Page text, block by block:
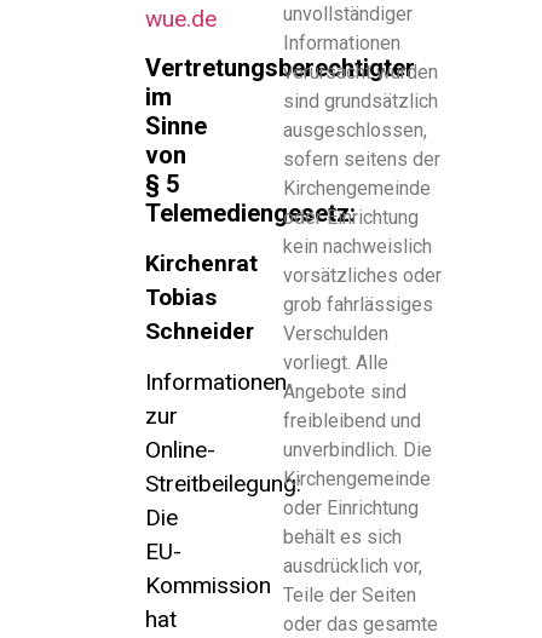
wue.de
Vertretungsberechtigter
im
Sinne
von
§ 5
Telemediengesetz:
Kirchenrat
Tobias
Schneider
Informationen
zur
Online-
Streitbeilegung:
Die
EU-
Kommission
hat
unvollständiger
Informationen
verursacht wurden
sind grundsätzlich
ausgeschlossen,
sofern seitens der
Kirchengemeinde
oder Einrichtung
kein nachweislich
vorsätzliches oder
grob fahrlässiges
Verschulden
vorliegt. Alle
Angebote sind
freibleibend und
unverbindlich. Die
Kirchengemeinde
oder Einrichtung
behält es sich
ausdrücklich vor,
Teile der Seiten
oder das gesamte